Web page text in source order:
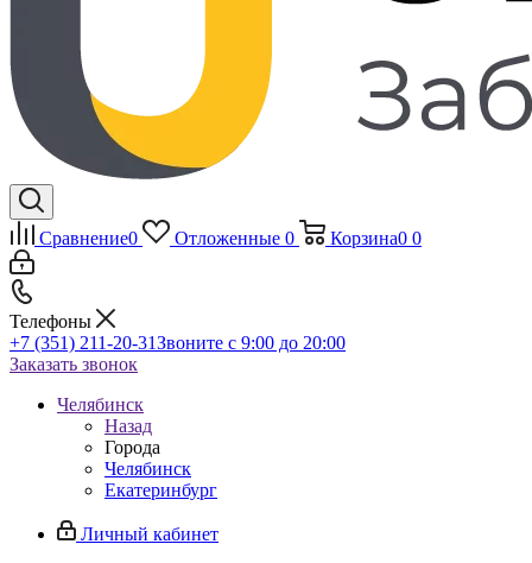
Сравнение0 Отложенные 0 Корзина0 0
Телефоны
+7 (351) 211-20-31Звоните с 9:00 до 20:00
Заказать звонок
Челябинск
Назад
Города
Челябинск
Екатеринбург
Личный кабинет